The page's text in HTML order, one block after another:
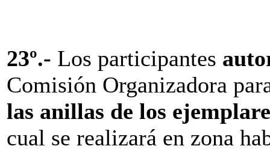
23º.- Los participantes
Comisión Organizadora
las anillas de los
cual se realizará en zona